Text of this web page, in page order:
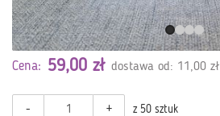
Cena: 59,00 zł dostawa od: 11,00 zł
- + z 50 sztuk